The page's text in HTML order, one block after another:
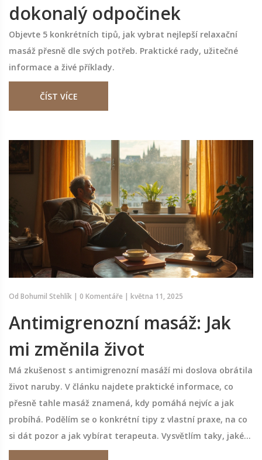
dokonalý odpočinek
Objevte 5 konkrétních tipů, jak vybrat nejlepší relaxační
masáž přesně dle svých potřeb. Praktické rady, užitečné
informace a živé příklady.
ČÍST VÍCE
Od Bohumil Stehlík | 0 Komentáře | května 11, 2025
Antimigrenozní masáž: Jak
mi změnila život
Má zkušenost s antimigrenozní masáží mi doslova obrátila
život naruby. V článku najdete praktické informace, co
přesně tahle masáž znamená, kdy pomáhá nejvíc a jak
probíhá. Podělím se o konkrétní tipy z vlastní praxe, na co
si dát pozor a jak vybírat terapeuta. Vysvětlím taky, jaké
změny jsem zaznamenal nejen po fyzické stránce, ale i v